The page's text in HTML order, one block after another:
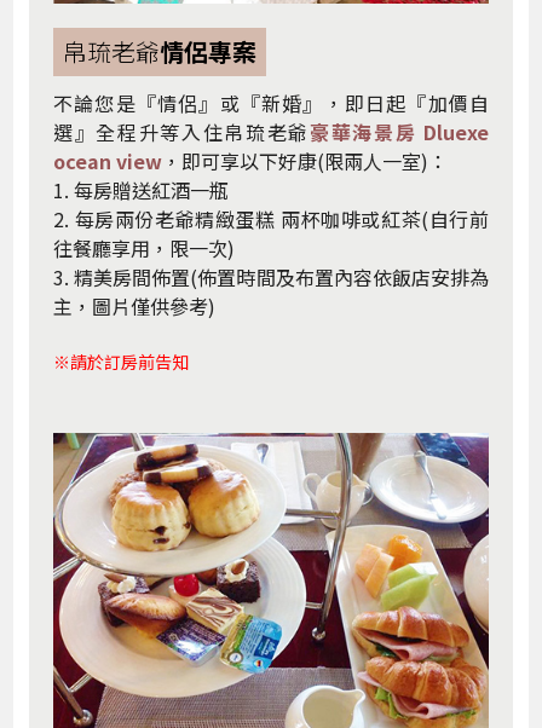
帛琉老爺情侶專案
不論您是『情侶』或『新婚』，即日起『加價自
選』全程升等入住帛琉老爺豪華海景房 Dluexe
ocean view ，即可享以下好康(限兩人一室)：
1. 每房贈送紅酒一瓶
2. 每房兩份老爺精緻蛋糕 兩杯咖啡或紅茶(自行前
往餐廳享用，限一次)
3. 精美房間佈置(佈置時間及布置內容依飯店安排為
主，圖片僅供參考)
※請於訂房前告知